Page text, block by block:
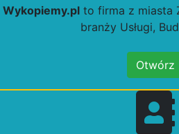
Wykopiemy.plto firma z miasta
branży Usługi,
Otwórz